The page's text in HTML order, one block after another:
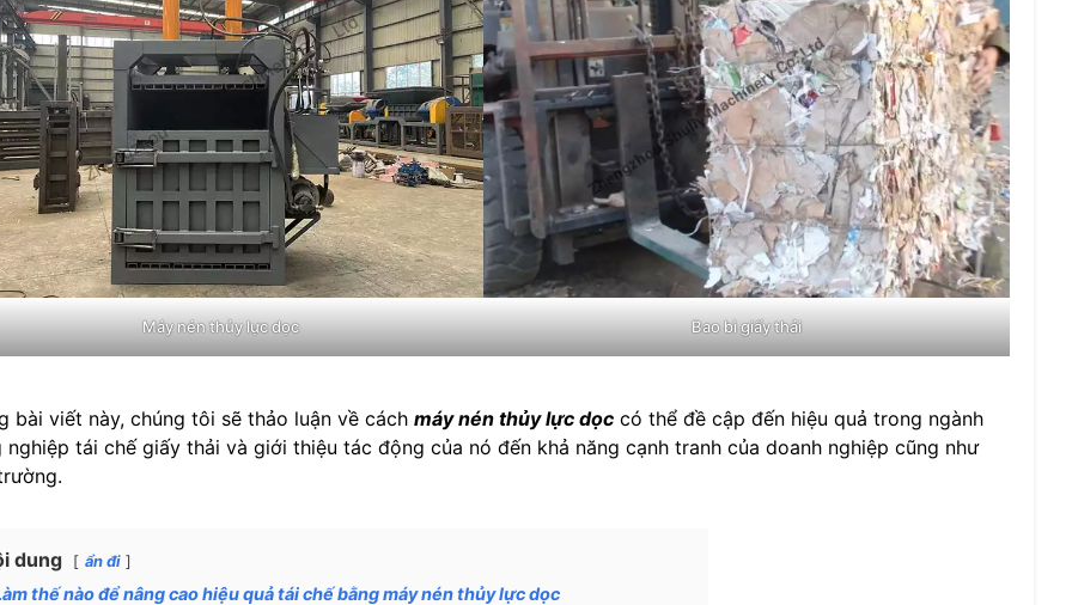
Máy nén thủy lực dọc Bao bì giấy thải
bài viết này, chúng tôi sẽ thảo luận về cách máy nén thủy lực dọc có thể đề cập đến hiệu quả trong ngành
nghiệp tái chế giấy thải và giới thiệu tác động của nó đến khả năng cạnh tranh của doanh nghiệp cũng như
dung ẩn đi
thế nào để nâng cao hiệu quả tái chế bằng máy nén thủy lực dọc